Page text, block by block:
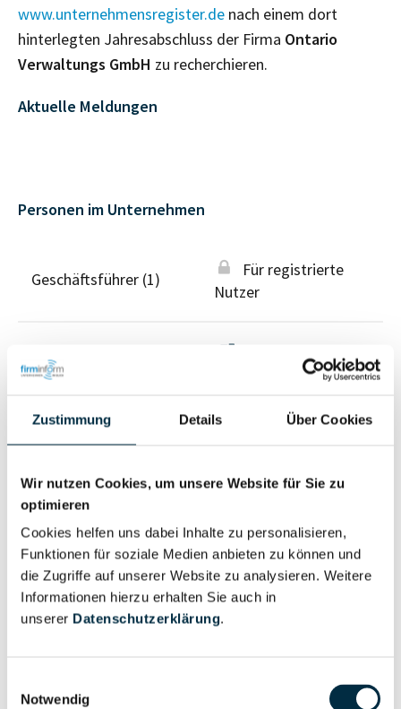
Zustimmung Details Über Cookies
Wir nutzen Cookies, um unsere Website für Sie zu
optimieren
Cookies helfen uns dabei Inhalte zu personalisieren,
Funktionen für soziale Medien anbieten zu können und
die Zugriffe auf unserer Website zu analysieren. Weitere
Informationen hierzu erhalten Sie auch in
unserer Datenschutzerklärung.
Notwendig
www.unternehmensregister.de nach einem dort
hinterlegten Jahresabschluss der Firma Ontario
Verwaltungs GmbH zu recherchieren.
Aktuelle Meldungen
Personen im Unternehmen
Geschäftsführer (1)
Für registrierte
Nutzer
Wirtschaftlich
Berechtigter
Vollständiges
Unternehmensprofil
Eigentums- und Kontrollstruktur
Gesellschafterstruktur
Vollständiges
Unternehmensprofil
anfragen